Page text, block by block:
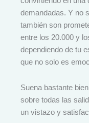
demandadas. Y no
también son
entre los 20.000 y
dependiendo de tu
que no solo es
Suena bastante
sobre todas las
un vistazo y